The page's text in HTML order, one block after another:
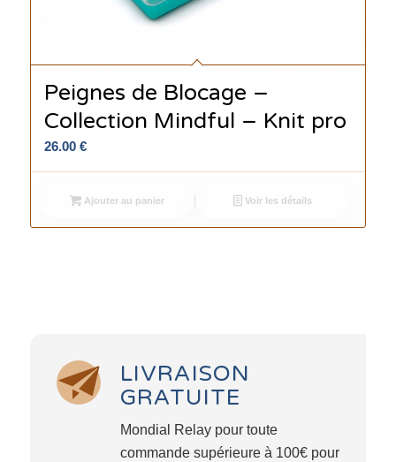
Peignes de Blocage –
Collection Mindful – Knit pro
26.00 €
Ajouter au panier Voir les détails
LIVRAISON
GRATUITE
Mondial Relay pour toute
commande supérieure à 100€ pour